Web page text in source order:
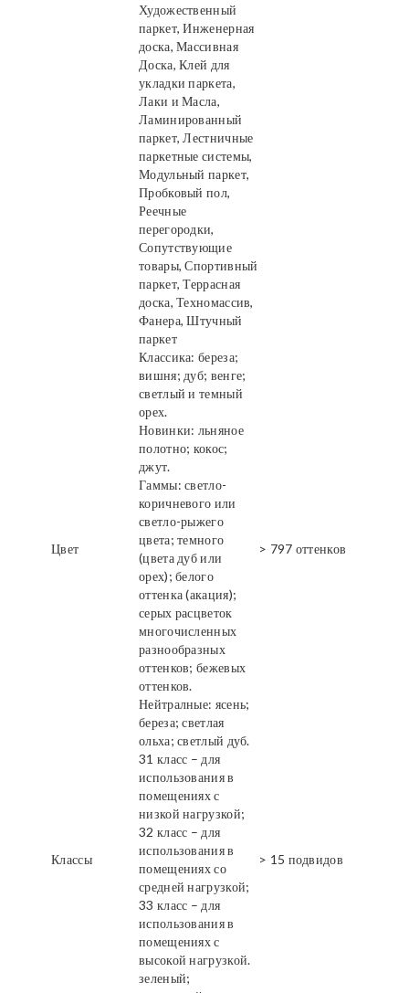
Художественный
паркет, Инженерная
доска, Массивная
Доска, Клей для
укладки паркета,
Лаки и Масла,
Ламинированный
паркет, Лестничные
паркетные системы,
Модульный паркет,
Пробковый пол,
Реечные
перегородки,
Сопутствующие
товары, Спортивный
паркет, Террасная
доска, Техномассив,
Фанера, Штучный
паркет
Цвет
Классика: береза;
вишня; дуб; венге;
светлый и темный
орех.
Новинки: льняное
полотно; кокос;
джут.
Гаммы: светло-
коричневого или
светло-рыжего
цвета; темного
(цвета дуб или
орех); белого
оттенка (акация);
серых расцветок
многочисленных
разнообразных
оттенков; бежевых
оттенков.
Нейтралные: ясень;
береза; светлая
ольха; светлый дуб.
> 797 оттенков
Классы
31 класс – для
использования в
помещениях с
низкой нагрузкой;
32 класс – для
использования в
помещениях со
средней нагрузкой;
33 класс – для
использования в
помещениях с
высокой нагрузкой.
> 15 подвидов
зеленый;